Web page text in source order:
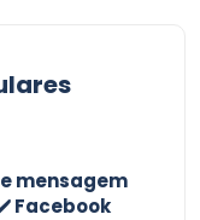
mensagem
Facebook